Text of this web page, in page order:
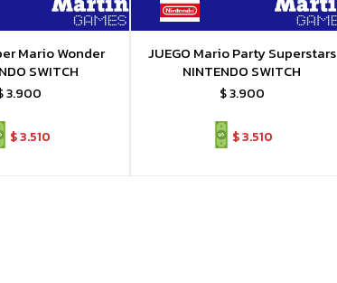
Mario Wonder
SWITCH
3.900
$3.510
JUEGO Mario Party Superstars
NINTENDO SWITCH
$3.900
$3.510